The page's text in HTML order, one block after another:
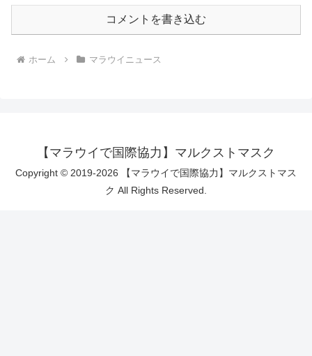
コメントを書き込む
ホーム マラウイニュース
【マラウイで国際協力】マルクストマスク
Copyright © 2019-2026 【マラウイで国際協力】マルクストマス
ク All Rights Reserved.